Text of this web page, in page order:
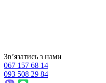
Звʼязатись з нами
067 157 68 14
093 508 29 84